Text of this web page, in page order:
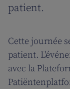
patient.
Cette journée
patient.
avec la